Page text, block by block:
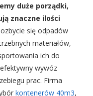
duże porządki,
znaczne ilości
się odpadów
materiałów,
ich do
wywóz
prac. Firma
kontenerów 40m3,